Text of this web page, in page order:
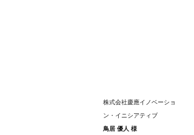
株式会社慶應イノベーショ
ン・イニシアティブ
鳥居 優人 様